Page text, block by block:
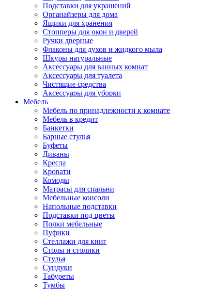
Подставки для украшений
Органайзеры для дома
Ящики для хранения
Стопперы для окон и дверей
Ручки дверные
Флаконы для духов и жидкого мыла
Шкуры натуральные
Аксессуары для ванных комнат
Аксессуары для туалета
Чистящие средства
Аксессуары для уборки
Мебель
Мебель по принадлежности к комнате
Мебель в кредит
Банкетки
Барные стулья
Буфеты
Диваны
Кресла
Кровати
Комоды
Матрасы для спальни
Мебельные консоли
Напольные подставки
Подставки под цветы
Полки мебельные
Пуфики
Стеллажи для книг
Столы и столики
Стулья
Сундуки
Табуреты
Тумбы